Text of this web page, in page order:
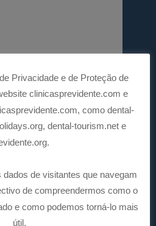
Privacidade e de Proteção de
clinicasprevidente.com e
como dental-
dental-tourism.net e
de visitantes que navegam
de compreendermos como o
e como podemos torná-lo mais
útil.